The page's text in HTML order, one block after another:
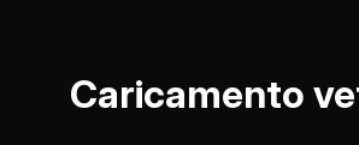
Caricamento